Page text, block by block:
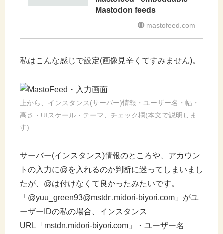
Mastodon feeds
mastofeed.com
私はこんな感じで設定(画像見辛くてすみません)。
上から、インスタンス(サーバー)情報・ユーザー名・幅・
高さ・UIスケール・テーマ、チェック欄(本文で説明しま
す)
サーバー(インスタンス)情報のところや、アカウン
トの入力に@を入れるのか判断に迷ってしまいまし
たが、@は付けなくて良かったみたいです。
「@yuu_green93@mstdn.midori-biyori.com」がユ
ーザーIDの私の場合、インスタンス
URL「mstdn.midori-biyori.com」・ユーザー名